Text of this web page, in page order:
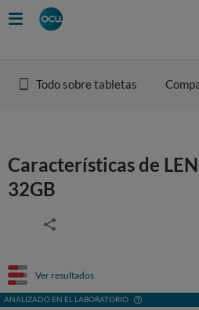
Todo sobre tabletas
Características de
32GB
Ver resultados
ANALIZADO EN EL LABORATORIO